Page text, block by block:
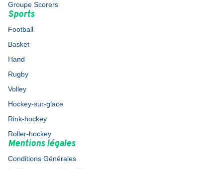
Groupe Scorers
Sports
Football
Basket
Hand
Rugby
Volley
Hockey-sur-glace
Rink-hockey
Roller-hockey
Mentions légales
Conditions Générales